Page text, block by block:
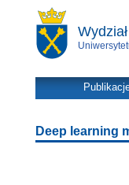
Deep learning